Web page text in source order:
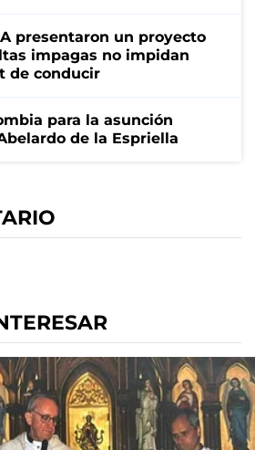
presentaron un proyecto
impagas no impidan
de conducir
para la asunción
de la Espriella